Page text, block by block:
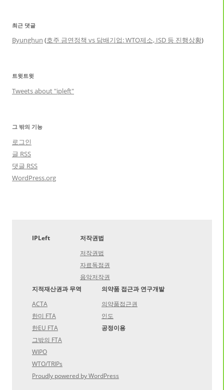
최근 댓글
Byunghun (호주 금연정책 vs 담배기업: WTO제소, ISD 등 진행상황)
트윗트윗
Tweets about "ipleft"
그 밖의 기능
로그인
글 RSS
댓글 RSS
WordPress.org
IPLeft
저작권법
저작권법
자료독점권
음악저작권
지적재산권과 무역
ACTA
한미 FTA
한EU FTA
그밖의 FTA
WIPO
WTO/TRIPs
의약품 접근과 연구개발
의약품접근권
인도
공정이용
Proudly powered by WordPress